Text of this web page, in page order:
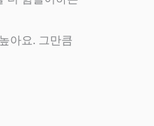
아요. 그만큼